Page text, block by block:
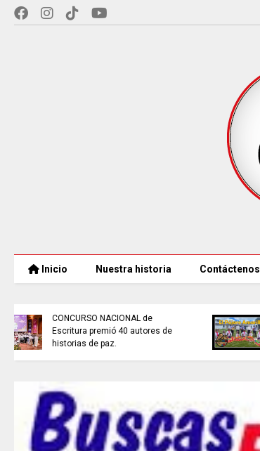
Inicio Nuestra historia Contáctenos
NOTICIAS de Cundinamarca con
Juan Helmuth Larrahondo
Cardona